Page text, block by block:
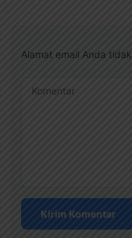
Alamat email Anda
Komentar